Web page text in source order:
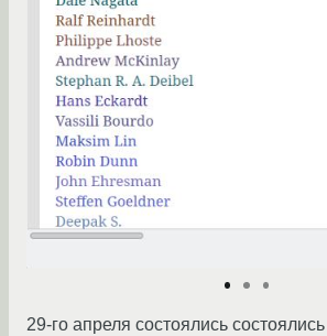
29-го апреля состоялись